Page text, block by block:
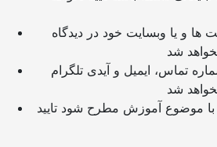
با موضوع آموزش مطرح شود تایید